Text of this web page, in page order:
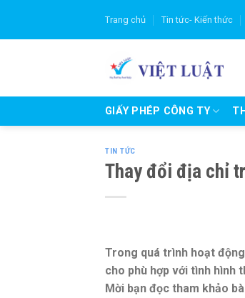
content
Trang chủ Tin tức- Kiến thức
GIẤY PHÉP CÔNG TY
TIN TỨC
Thay đổi địa chỉ
Trong quá trình hoạt
cho phù hợp với tình hình
Mời bạn đọc tham khảo